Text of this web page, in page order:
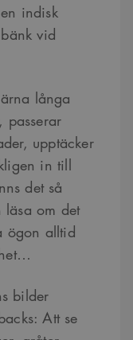
indisk
vid
långa
passerar
upptäcker
in till
det så
läsa om det
ögon alltid
bilder
Att se